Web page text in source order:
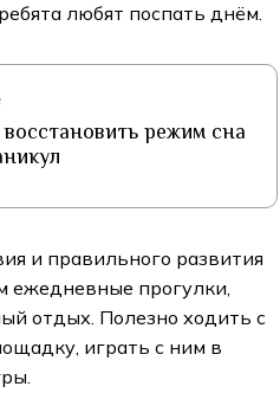
любят поспать днём.
режим сна
и правильного развития
ежедневные прогулки,
отдых. Полезно ходить с
играть с ним в